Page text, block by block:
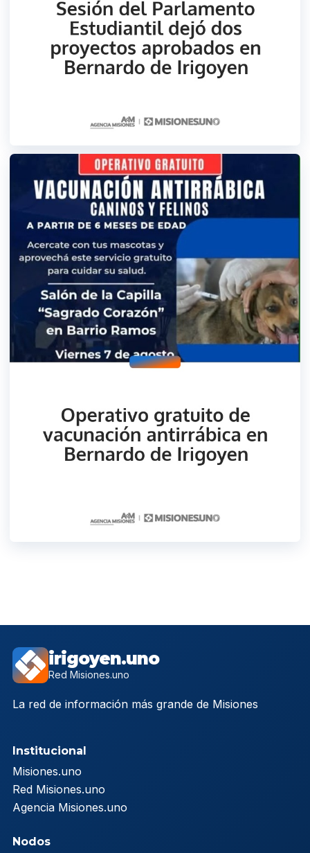
irigoyen.uno
Red Misiones.uno
La red de información más grande de Misiones
Institucional
Misiones.uno
Red Misiones.uno
Agencia Misiones.uno
Nodos